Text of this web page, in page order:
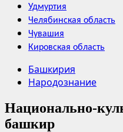
Удмуртия
Челябинская область
Чувашия
Кировская область
Башкирия
Народознание
Национально-
башкир